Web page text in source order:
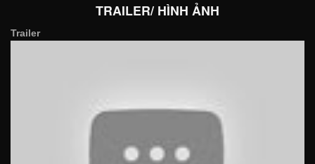
TRAILER/ HÌNH ẢNH
Trailer